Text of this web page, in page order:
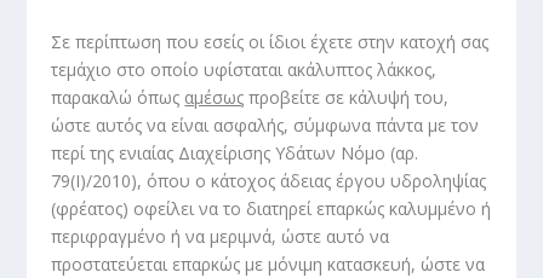
Σε περίπτωση που εσείς οι ίδιοι έχετε στην κατοχή σας
τεμάχιο στο οποίο υφίσταται ακάλυπτος λάκκος,
παρακαλώ όπως αμέσως προβείτε σε κάλυψή του,
ώστε αυτός να είναι ασφαλής, σύμφωνα πάντα με τον
περί της ενιαίας Διαχείρισης Υδάτων Νόμο (αρ.
79(Ι)/2010), όπου ο κάτοχος άδειας έργου υδροληψίας
(φρέατος) οφείλει να το διατηρεί επαρκώς καλυμμένο ή
περιφραγμένο ή να μεριμνά, ώστε αυτό να
προστατεύεται επαρκώς με μόνιμη κατασκευή, ώστε να